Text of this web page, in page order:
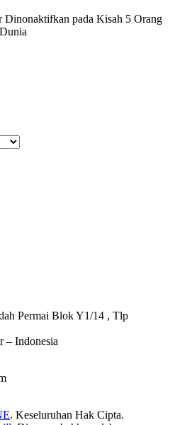
Dinonaktifkan pada Kisah 5 Orang
Permai Blok Y1/14 , Tlp
– Indonesia
. Keseluruhan Hak Cipta.